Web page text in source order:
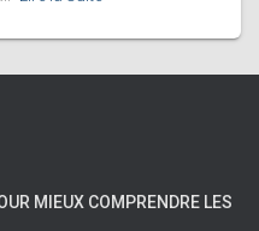
MIEUX COMPRENDRE LES